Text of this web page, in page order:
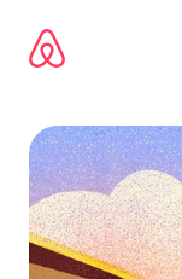
contenido